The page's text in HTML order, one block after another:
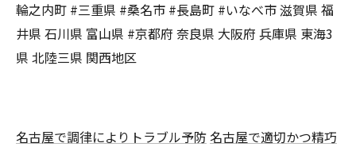
輪之内町 #三重県 #桑名市 #長島町 #いなべ市 滋賀県 福
井県 石川県 富山県 #京都府 奈良県 大阪府 兵庫県 東海3
県 北陸三県 関西地区
名古屋で調律によりトラブル予防 名古屋で適切かつ精巧